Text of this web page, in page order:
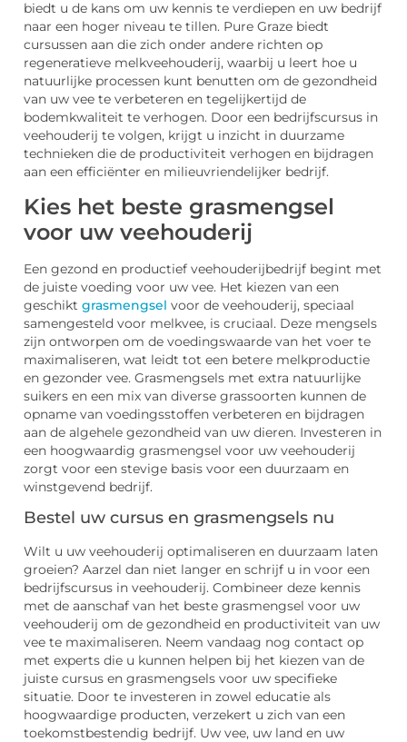
biedt u de kans om uw kennis te verdiepen en uw bedrijf
naar een hoger niveau te tillen. Pure Graze biedt
cursussen aan die zich onder andere richten op
regeneratieve melkveehouderij, waarbij u leert hoe u
natuurlijke processen kunt benutten om de gezondheid
van uw vee te verbeteren en tegelijkertijd de
bodemkwaliteit te verhogen. Door een bedrijfscursus in
veehouderij te volgen, krijgt u inzicht in duurzame
technieken die de productiviteit verhogen en bijdragen
aan een efficiënter en milieuvriendelijker bedrijf.
Kies het beste grasmengsel
voor uw veehouderij
Een gezond en productief veehouderijbedrijf begint met
de juiste voeding voor uw vee. Het kiezen van een
geschikt grasmengsel voor de veehouderij, speciaal
samengesteld voor melkvee, is cruciaal. Deze mengsels
zijn ontworpen om de voedingswaarde van het voer te
maximaliseren, wat leidt tot een betere melkproductie
en gezonder vee. Grasmengsels met extra natuurlijke
suikers en een mix van diverse grassoorten kunnen de
opname van voedingsstoffen verbeteren en bijdragen
aan de algehele gezondheid van uw dieren. Investeren in
een hoogwaardig grasmengsel voor uw veehouderij
zorgt voor een stevige basis voor een duurzaam en
winstgevend bedrijf.
Bestel uw cursus en grasmengsels nu
Wilt u uw veehouderij optimaliseren en duurzaam laten
groeien? Aarzel dan niet langer en schrijf u in voor een
bedrijfscursus in veehouderij. Combineer deze kennis
met de aanschaf van het beste grasmengsel voor uw
veehouderij om de gezondheid en productiviteit van uw
vee te maximaliseren. Neem vandaag nog contact op
met experts die u kunnen helpen bij het kiezen van de
juiste cursus en grasmengsels voor uw specifieke
situatie. Door te investeren in zowel educatie als
hoogwaardige producten, verzekert u zich van een
toekomstbestendig bedrijf. Uw vee, uw land en uw